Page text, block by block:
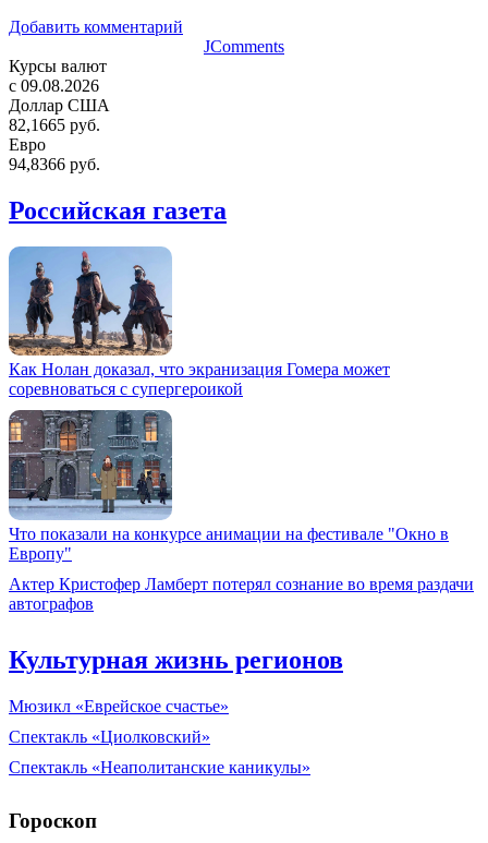
Добавить комментарий
JComments
Курсы валют
c 09.08.2026
Доллар США
82,1665 руб.
Евро
94,8366 руб.
Российская газета
Как Нолан доказал, что экранизация Гомера может
соревноваться с супергероикой
Что показали на конкурсе анимации на фестивале "Окно в
Европу"
Актер Кристофер Ламберт потерял сознание во время раздачи
автографов
Культурная жизнь регионов
Мюзикл «Еврейское счастье»
Спектакль «Циолковский»
Спектакль «Неаполитанские каникулы»
Гороскоп